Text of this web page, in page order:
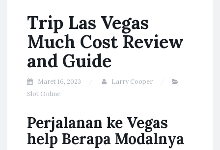
Trip Las Vegas
Much Cost Review
and Guide
Maret 16, 2023
Larry Cooper
Slot Online
Perjalanan ke Vegas
help Berapa Modalnya